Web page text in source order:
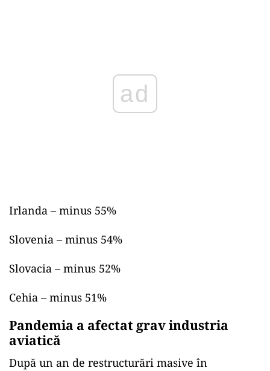
ad
Irlanda – minus 55%
Slovenia – minus 54%
Slovacia – minus 52%
Cehia – minus 51%
Pandemia a afectat grav industria
aviatică
După un an de restructurări masive în